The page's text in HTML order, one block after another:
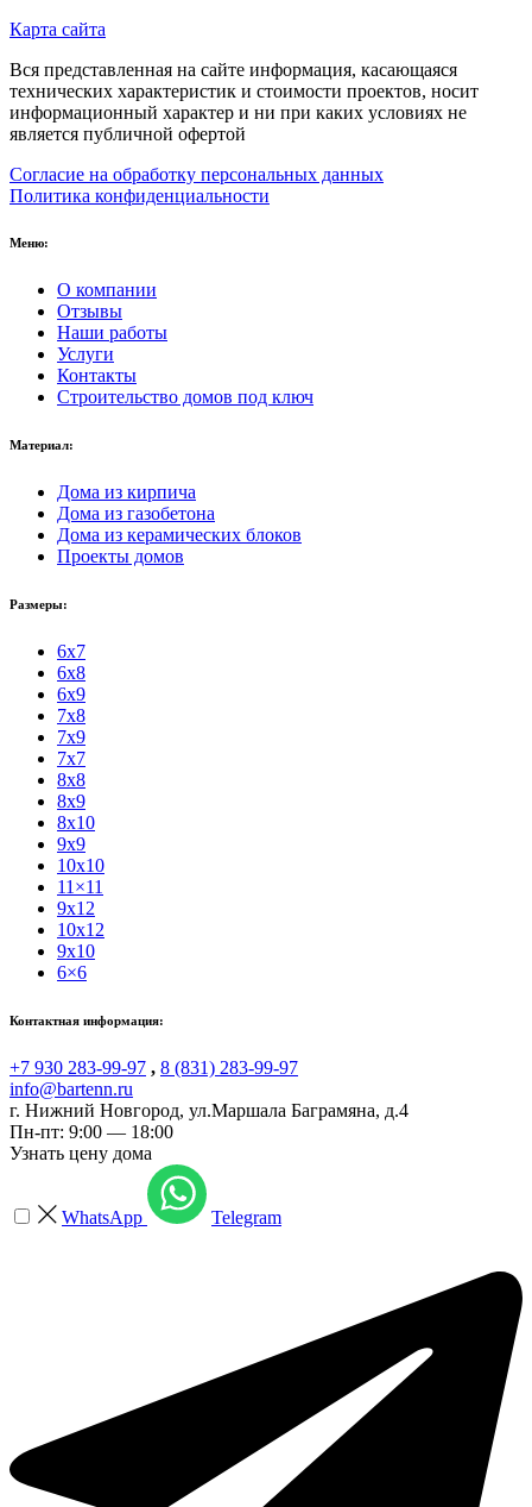
Карта сайта
Вся представленная на сайте информация, касающаяся
технических характеристик и стоимости проектов, носит
информационный характер и ни при каких условиях не
является публичной офертой
Согласие на обработку персональных данных
Политика конфиденциальности
Меню:
О компании
Отзывы
Наши работы
Услуги
Контакты
Строительство домов под ключ
Материал:
Дома из кирпича
Дома из газобетона
Дома из керамических блоков
Проекты домов
Размеры:
6x7
6x8
6x9
7x8
7x9
7x7
8x8
8x9
8x10
9x9
10x10
11×11
9x12
10x12
9x10
6×6
Контактная информация:
+7 930 283-99-97 , 8 (831) 283-99-97
info@bartenn.ru
г. Нижний Новгород, ул.Маршала Баграмяна, д.4
Пн-пт: 9:00 — 18:00
Узнать цену дома
WhatsApp Telegram